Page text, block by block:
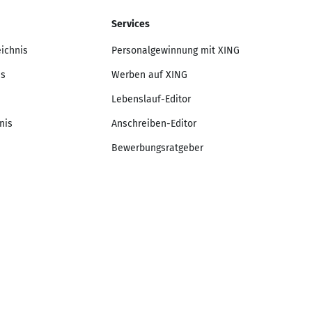
Services
Personalgewinnung mit XING
Werben auf XING
Lebenslauf-Editor
Anschreiben-Editor
Bewerbungsratgeber